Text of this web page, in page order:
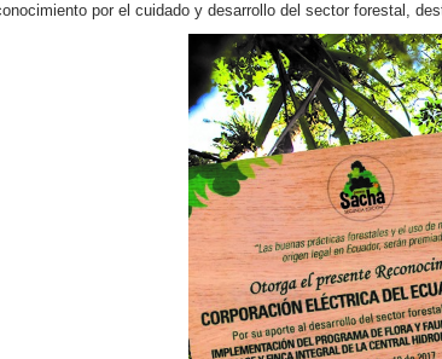
por el cuidado y desarrollo del sector forestal,